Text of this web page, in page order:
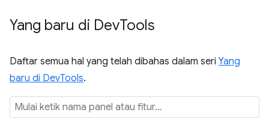
Yang baru di DevTools
Daftar semua hal yang telah dibahas dalam seri Yang
baru di DevTools.